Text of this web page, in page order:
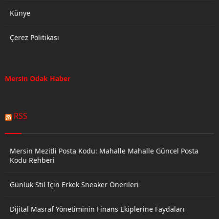
Künye
Çerez Politikası
Mersin Odak Haber
RSS
Mersin Mezitli Posta Kodu: Mahalle Mahalle Güncel Posta
Kodu Rehberi
Günlük Stil İçin Erkek Sneaker Önerileri
Dijital Masraf Yönetiminin Finans Ekiplerine Faydaları